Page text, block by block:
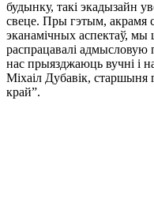
будынку, такі экадызайн
свеце. Пры гэтым, акрамя
эканамічных аспектаў,
распрацавалі адмысловую
нас прыязджаюць вучні і
Міхаіл Дубавік, старшыня
край”.